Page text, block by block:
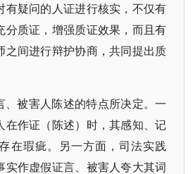
有疑问的人证进行核实，不仅有
分质证，增强质证效果，而且有
之间进行辩护协商，共同提出质
、被害人陈述的特点所决定。一
在作证（陈述）时，其感知、记
在瑕疵。另一方面，司法实践
实作虚假证言、被害人夸大其词